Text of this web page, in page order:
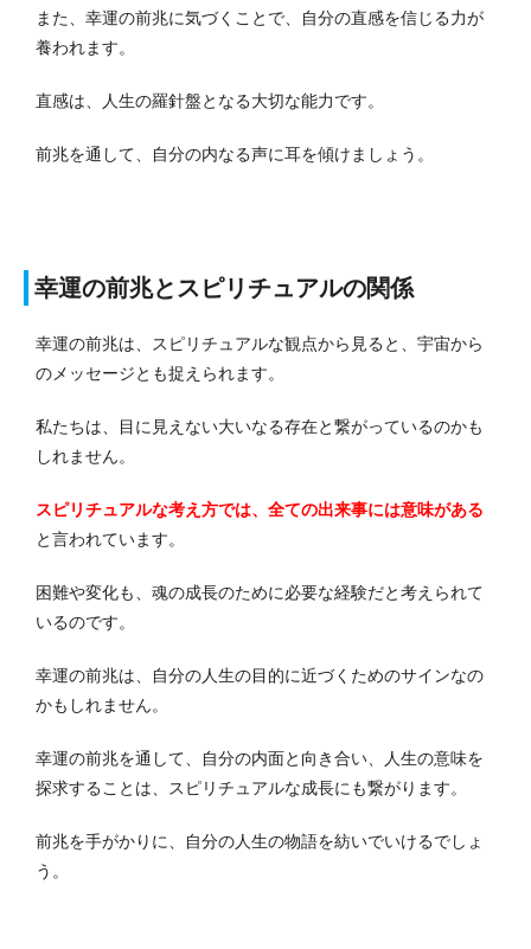
また、幸運の前兆に気づくことで、自分の直感を信じる力が
養われます。
直感は、人生の羅針盤となる大切な能力です。
前兆を通して、自分の内なる声に耳を傾けましょう。
幸運の前兆とスピリチュアルの関係
幸運の前兆は、スピリチュアルな観点から見ると、宇宙から
のメッセージとも捉えられます。
私たちは、目に見えない大いなる存在と繋がっているのかも
しれません。
スピリチュアルな考え方では、全ての出来事には意味がある
と言われています。
困難や変化も、魂の成長のために必要な経験だと考えられて
いるのです。
幸運の前兆は、自分の人生の目的に近づくためのサインなの
かもしれません。
幸運の前兆を通して、自分の内面と向き合い、人生の意味を
探求することは、スピリチュアルな成長にも繋がります。
前兆を手がかりに、自分の人生の物語を紡いでいけるでしょ
う。